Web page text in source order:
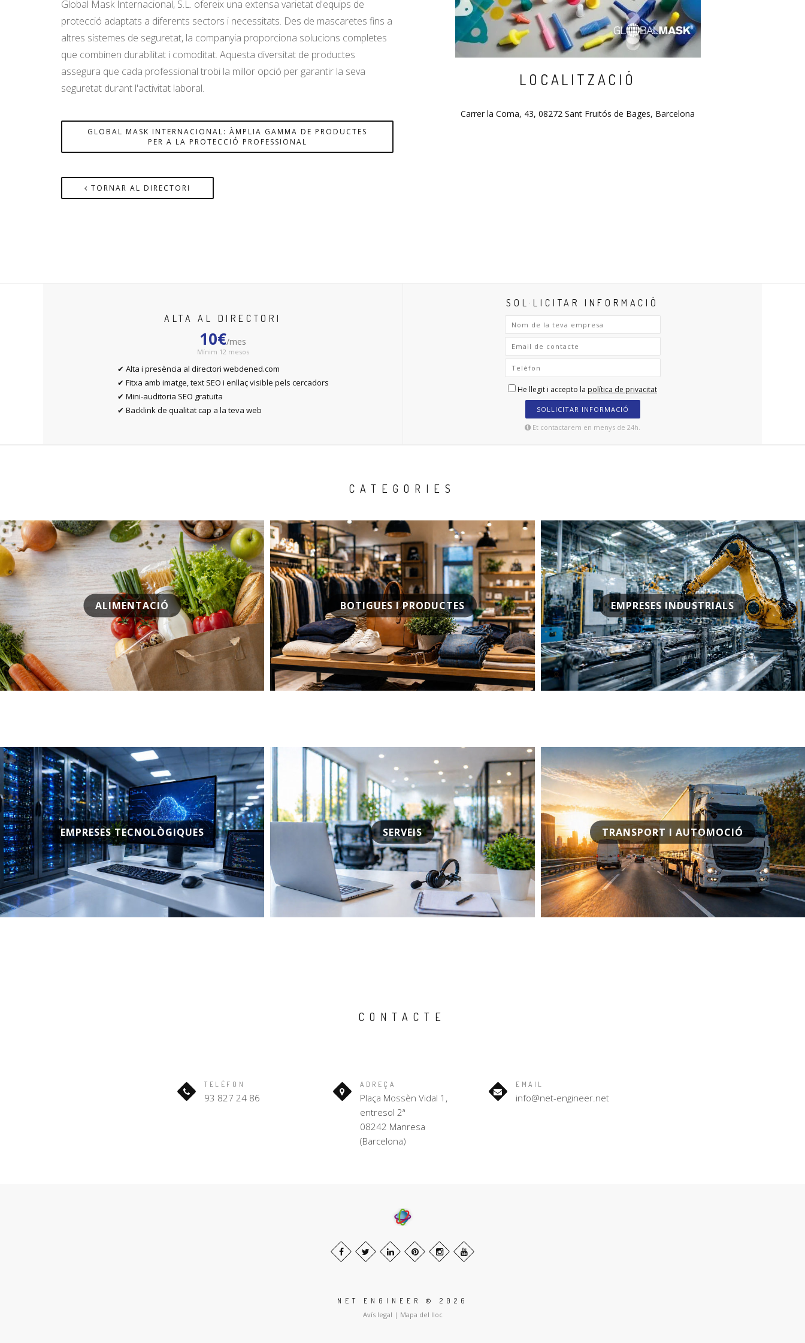
Global Mask Internacional, S.L. ofereix una extensa varietat d'equips de
protecció adaptats a diferents sectors i necessitats. Des de mascaretes fins a
altres sistemes de seguretat, la companyia proporciona solucions completes
que combinen durabilitat i comoditat. Aquesta diversitat de productes
assegura que cada professional trobi la millor opció per garantir la seva
seguretat durant l'activitat laboral.
GLOBAL MASK INTERNACIONAL: ÀMPLIA GAMMA DE PRODUCTES
PER A LA PROTECCIÓ PROFESSIONAL
TORNAR AL DIRECTORI
LOCALITZACIÓ
Carrer la Coma, 43, 08272 Sant Fruitós de Bages, Barcelona
ALTA AL DIRECTORI
10€/mes
Mínim 12 mesos
✔ Alta i presència al directori webdened.com
✔ Fitxa amb imatge, text SEO i enllaç visible pels cercadors
✔ Mini-auditoria SEO gratuïta
✔ Backlink de qualitat cap a la teva web
SOL·LICITAR INFORMACIÓ
He llegit i accepto la política de privacitat
SOL·LICITAR INFORMACIÓ
Et contactarem en menys de 24h.
CATEGORIES
ALIMENTACIÓ BOTIGUES I PRODUCTES EMPRESES INDUSTRIALS
EMPRESES TECNOLÒGIQUES SERVEIS TRANSPORT I AUTOMOCIÓ
CONTACTE
TELÈFON
93 827 24 86
ADREÇA
Plaça Mossèn Vidal 1,
entresol 2ª
08242 Manresa
(Barcelona)
EMAIL
info@net-engineer.net
NET ENGINEER © 2026
Avís legal | Mapa del lloc